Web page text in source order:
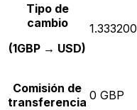
Tipo de
cambio
(1GBP → USD)
1.333200
Comisión de
transferencia 0 GBP